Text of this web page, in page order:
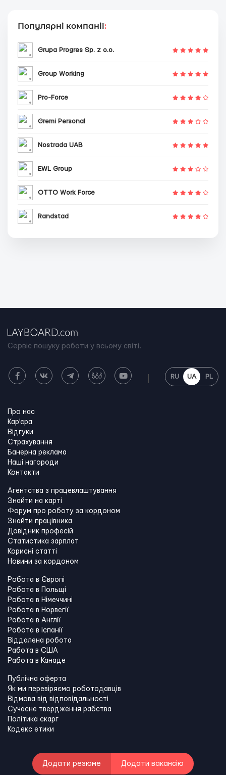
Популярні компанії:
Grupa Progres Sp. z o.o.
Group Working
Pro-Force
Gremi Personal
Nostrada UAB
EWL Group
OTTO Work Force
Randstad
Сервіс пошуку роботи у всьому світі.
RU UA PL
Про нас
Кар'єра
Відгуки
Страхування
Банерна реклама
Наші нагороди
Контакти
Агентства з працевлаштування
Знайти на карті
Форум про роботу за кордоном
Знайти працівника
Довідник професій
Статистика зарплат
Корисні статті
Новини за кордоном
Робота в Європі
Робота в Польщі
Робота в Німеччині
Робота в Норвегії
Робота в Англії
Робота в Іспанії
Віддалена робота
Работа в США
Работа в Канадe
Публічна оферта
Як ми перевіряємо роботодавців
Відмова від відповідальності
Сучасне твердження рабства
Політика скарг
Кодекс етики
Додати резюме Додати вакансію